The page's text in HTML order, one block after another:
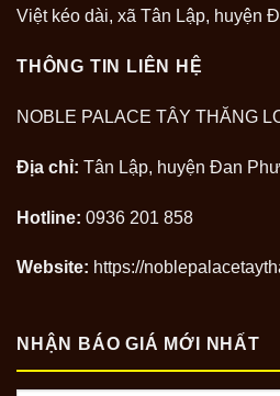
Việt kéo dài, xã Tân Lập, huyện
THÔNG TIN LIÊN HỆ
NOBLE PALACE TÂY THĂNG
Địa chỉ: Tân Lập, huyện Đan
Hotline: 0936 201 858
Website: https://
NHẬN BÁO GIÁ MỚI NHẤT